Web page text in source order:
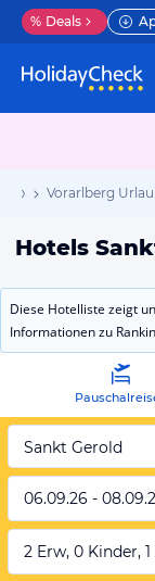
% Deals
Vorarlberg
Hotels
Diese Hotelliste zeigt
Informationen zu
Sankt Gerold
06.09.26 -
2 Erw, 0 Kinder, 1